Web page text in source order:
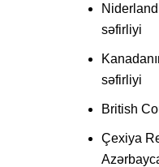
Niderland
səfirliyi
səfirliyi
British
Çexiya